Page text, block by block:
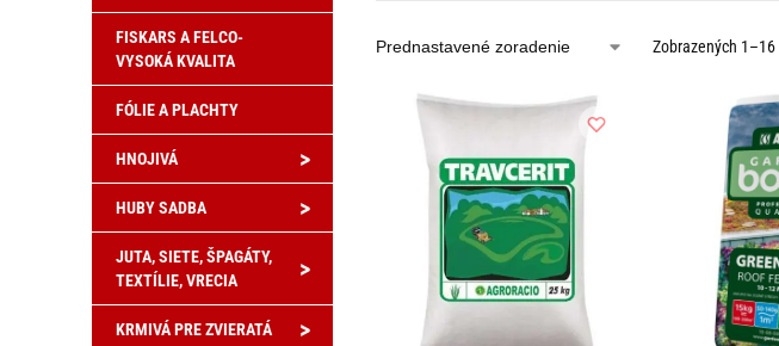
Zobrazených
FISKARS A FELCO-
VYSOKÁ KVALITA
FÓLIE A PLACHTY
>
HNOJIVÁ
>
HUBY SADBA
>
JUTA, SIETE, ŠPAGÁTY,
TEXTÍLIE, VRECIA
>
KRMIVÁ PRE ZVIERATÁ